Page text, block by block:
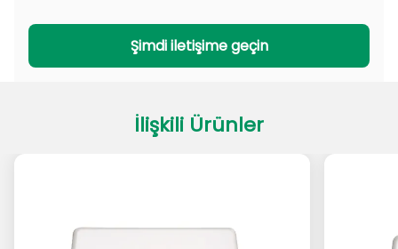
PADL Serisi
PACL Serisi
Şimdi iletişime geçin
İlişkili Ürünler